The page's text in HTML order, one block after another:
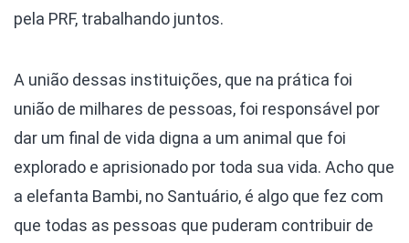
pela PRF, trabalhando juntos.
A união dessas instituições, que na prática foi
união de milhares de pessoas, foi responsável por
dar um final de vida digna a um animal que foi
explorado e aprisionado por toda sua vida. Acho que
a elefanta Bambi, no Santuário, é algo que fez com
que todas as pessoas que puderam contribuir de